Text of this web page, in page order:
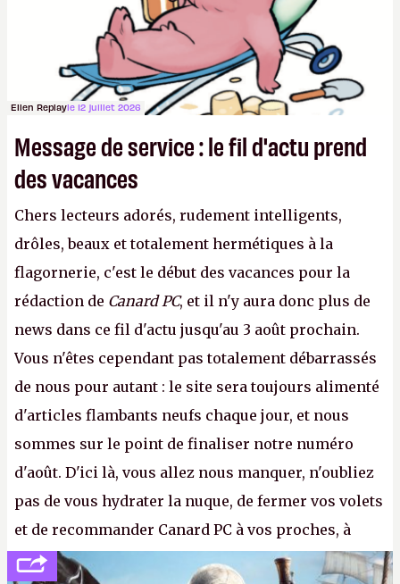
avec du pouvoir d'achat.P.
Ellen Replayle 12 juillet 2026
Message de service : le fil d'actu prend
des vacances
Chers lecteurs adorés, rudement intelligents,
drôles, beaux et totalement hermétiques à la
flagornerie, c'est le début des vacances pour la
rédaction de Canard PC, et il n'y aura donc plus de
news dans ce fil d'actu jusqu'au 3 août prochain.
Vous n'êtes cependant pas totalement débarrassés
de nous pour autant : le site sera toujours alimenté
d'articles flambants neufs chaque jour, et nous
sommes sur le point de finaliser notre numéro
d'août. D'ici là, vous allez nous manquer, n'oubliez
pas de vous hydrater la nuque, de fermer vos volets
et de recommander Canard PC à vos proches, à
votre famille et aux inconnus que vous croisez